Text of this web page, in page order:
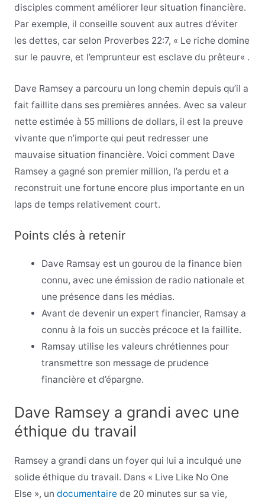
disciples comment améliorer leur situation financière.
Par exemple, il conseille souvent aux autres d’éviter
les dettes, car selon Proverbes 22:7, « Le riche domine
sur le pauvre, et l’emprunteur est esclave du prêteur« .
Dave Ramsey a parcouru un long chemin depuis qu’il a
fait faillite dans ses premières années. Avec sa valeur
nette estimée à 55 millions de dollars, il est la preuve
vivante que n’importe qui peut redresser une
mauvaise situation financière. Voici comment Dave
Ramsey a gagné son premier million, l’a perdu et a
reconstruit une fortune encore plus importante en un
laps de temps relativement court.
Points clés à retenir
Dave Ramsay est un gourou de la finance bien
connu, avec une émission de radio nationale et
une présence dans les médias.
Avant de devenir un expert financier, Ramsay a
connu à la fois un succès précoce et la faillite.
Ramsay utilise les valeurs chrétiennes pour
transmettre son message de prudence
financière et d’épargne.
Dave Ramsey a grandi avec une
éthique du travail
Ramsey a grandi dans un foyer qui lui a inculqué une
solide éthique du travail. Dans « Live Like No One
Else », un documentairede 20 minutes sur sa vie,